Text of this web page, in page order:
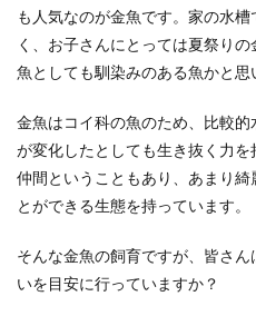
も人気なのが金魚です。家の水
く、お子さんにとっては夏祭り
魚としても馴染みのある魚かと思
金魚はコイ科の魚のため、比較
が変化したとしても生き抜く力
仲間ということもあり、あまり
とができる生態を持っています。
そんな金魚の飼育ですが、皆さ
いを目安に行っていますか？